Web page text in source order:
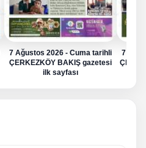
7 Ağustos 2026 - Cuma tarihli
ÇERKEZKÖY BAKIŞ gazetesi
ilk sayfası
7